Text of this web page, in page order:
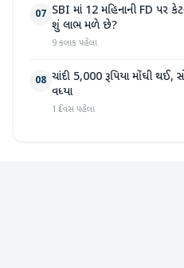
07 SBI માં 12 મહિનાની FD પર
શું લાભ મળે છે?
9 કલાક પહેલા
08 ચાંદી 5,000 રૂપિયા મોંઘી થઈ,
વધ્યા
1 દિવસ પહેલા